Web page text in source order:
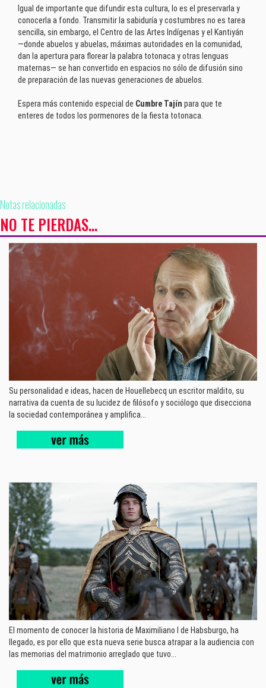
Igual de importante que difundir esta cultura, lo es el preservarla y
conocerla a fondo. Transmitir la sabiduría y costumbres no es tarea
sencilla, sin embargo, el Centro de las Artes Indígenas y el Kantiyán
—donde abuelos y abuelas, máximas autoridades en la comunidad,
dan la apertura para florear la palabra totonaca y otras lenguas
maternas— se han convertido en espacios no sólo de difusión sino
de preparación de las nuevas generaciones de abuelos.
Espera más contenido especial de Cumbre Tajín para que te
enteres de todos los pormenores de la fiesta totonaca.
Notas relacionadas
NO TE PIERDAS...
Su personalidad e ideas, hacen de Houellebecq un escritor maldito, su
narrativa da cuenta de su lucidez de filósofo y sociólogo que disecciona
la sociedad contemporánea y amplifica...
El momento de conocer la historia de Maximiliano I de Habsburgo, ha
llegado, es por ello que esta nueva serie busca atrapar a la audiencia con
las memorias del matrimonio arreglado que tuvo...